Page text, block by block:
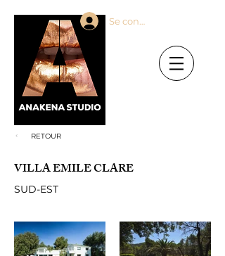
Se connecter
RETOUR
VILLA EMILE CLARE
SUD-EST